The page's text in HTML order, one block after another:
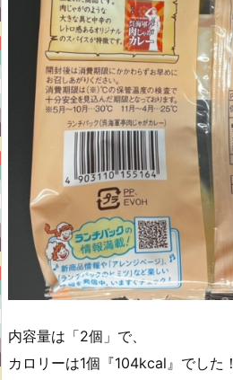
内容量は「2個」で、
カロリーは1個『104kcal』でした！